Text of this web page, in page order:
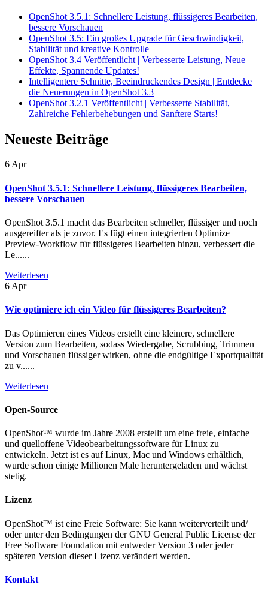
OpenShot 3.5.1: Schnellere Leistung, flüssigeres Bearbeiten,
bessere Vorschauen
OpenShot 3.5: Ein großes Upgrade für Geschwindigkeit,
Stabilität und kreative Kontrolle
OpenShot 3.4 Veröffentlicht | Verbesserte Leistung, Neue
Effekte, Spannende Updates!
Intelligentere Schnitte, Beeindruckendes Design | Entdecke
die Neuerungen in OpenShot 3.3
OpenShot 3.2.1 Veröffentlicht | Verbesserte Stabilität,
Zahlreiche Fehlerbehebungen und Sanftere Starts!
Neueste Beiträge
6Apr
OpenShot 3.5.1: Schnellere Leistung, flüssigeres Bearbeiten,
bessere Vorschauen
OpenShot 3.5.1 macht das Bearbeiten schneller, flüssiger und noch
ausgereifter als je zuvor. Es fügt einen integrierten Optimize
Preview-Workflow für flüssigeres Bearbeiten hinzu, verbessert die
Le......
Weiterlesen
6 Apr
Wie optimiere ich ein Video für flüssigeres Bearbeiten?
Das Optimieren eines Videos erstellt eine kleinere, schnellere
Version zum Bearbeiten, sodass Wiedergabe, Scrubbing, Trimmen
und Vorschauen flüssiger wirken, ohne die endgültige Exportqualität
zu v......
Weiterlesen
Open-Source
OpenShot™ wurde im Jahre 2008 erstellt um eine freie, einfache
und quelloffene Videobearbeitungssoftware für Linux zu
entwickeln. Jetzt ist es auf Linux, Mac und Windows erhältlich,
wurde schon einige Millionen Male heruntergeladen und wächst
stetig.
Lizenz
OpenShot™ ist eine Freie Software: Sie kann weiterverteilt und/
oder unter den Bedingungen der GNU General Public License der
Free Software Foundation mit entweder Version 3 oder jeder
späteren Version dieser Lizenz verändert werden.
Kontakt